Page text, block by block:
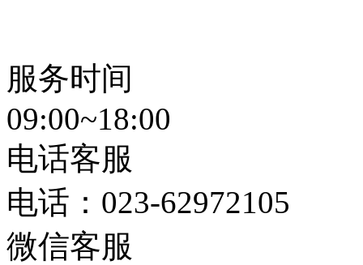
服务时间
09:00~18:00
电话客服
电话： 023-62972105
微信客服